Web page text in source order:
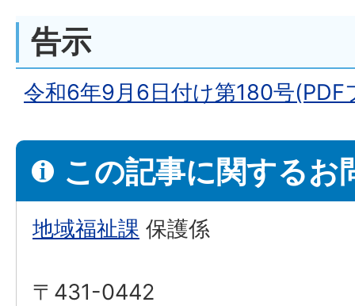
告示
令和6年9月6日付け第180号(PDF
この記事に関するお
地域福祉課 保護係
〒431-0442